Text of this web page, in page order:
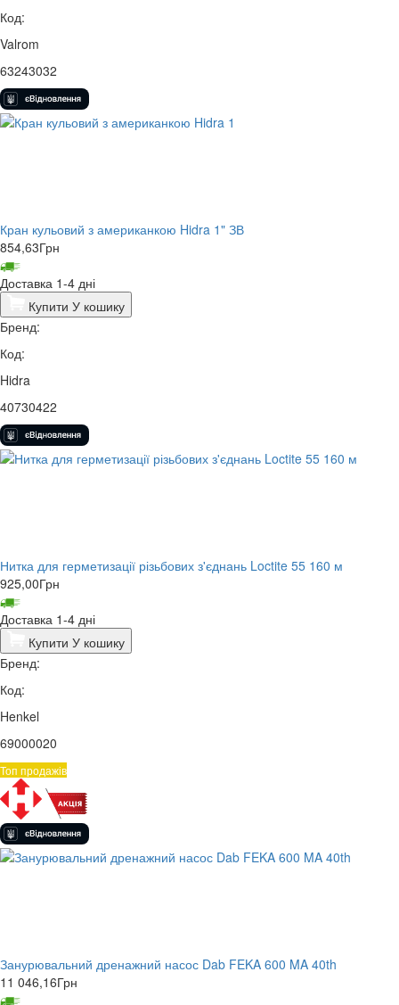
Код:
Valrom
63243032
Кран кульовий з американкою Hidra 1" ЗВ
854,63Грн
Доставка 1-4 дні
Купити У кошику
Бренд:
Код:
Hidra
40730422
Нитка для герметизації різьбових з'єднань Loctite 55 160 м
925,00Грн
Доставка 1-4 дні
Купити У кошику
Бренд:
Код:
Henkel
69000020
Топ продажів
Занурювальний дренажний насос Dab FEKA 600 MA 40th
11 046,16Грн